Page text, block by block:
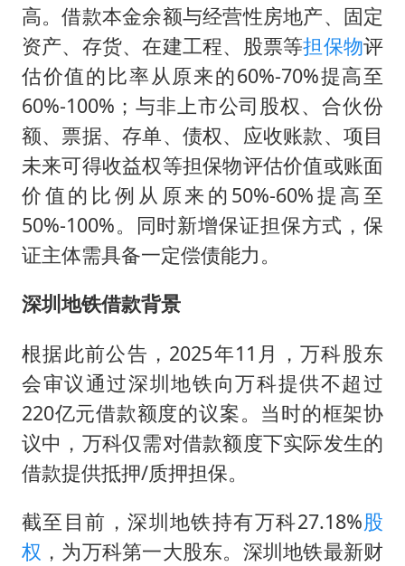
高。借款本金余额与经营性房地产、固定
资产、存货、在建工程、股票等担保物评
估价值的比率从原来的60%-70%提高至
60%-100%；与非上市公司股权、合伙份
额、票据、存单、债权、应收账款、项目
未来可得收益权等担保物评估价值或账面
价值的比例从原来的50%-60%提高至
50%-100%。同时新增保证担保方式，保
证主体需具备一定偿债能力。
深圳地铁借款背景
根据此前公告，2025年11月，万科股东
会审议通过深圳地铁向万科提供不超过
220亿元借款额度的议案。当时的框架协
议中，万科仅需对借款额度下实际发生的
借款提供抵押/质押担保。
截至目前，深圳地铁持有万科27.18%股
权 ，为万科第一大股东。深圳地铁最新财